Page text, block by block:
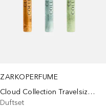
ZARKOPERFUME
Cloud Collection Travelsize Set
Duftset